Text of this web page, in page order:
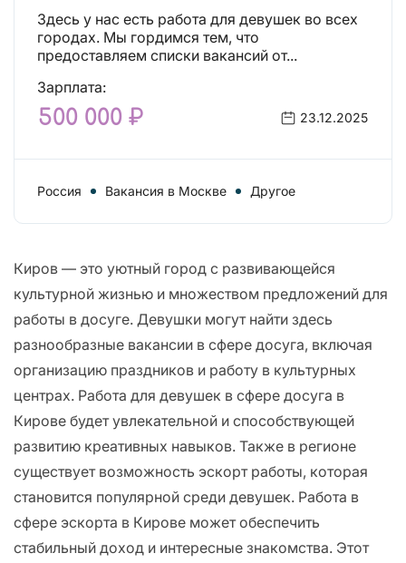
Здесь у нас есть работа для девушек во всех
городах. Мы гордимся тем, что
предоставляем списки вакансий от...
Зарплата:
500 000 ₽ 23.12.2025
Россия Вакансия в Москве Другое
Киров — это уютный город с развивающейся
культурной жизнью и множеством предложений для
работы в досуге. Девушки могут найти здесь
разнообразные вакансии в сфере досуга, включая
организацию праздников и работу в культурных
центрах. Работа для девушек в сфере досуга в
Кирове будет увлекательной и способствующей
развитию креативных навыков. Также в регионе
существует возможность эскорт работы, которая
становится популярной среди девушек. Работа в
сфере эскорта в Кирове может обеспечить
стабильный доход и интересные знакомства. Этот